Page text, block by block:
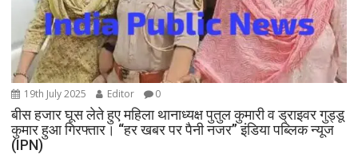
19th July 2025 Editor 0
बीस हजार घूस लेते हुए महिला थानाध्यक्ष पुतुल कुमारी व ड्राइवर गुड्डू
कुमार हुआ गिरफ्तार। “हर खबर पर पैनी नजर” इंडिया पब्लिक न्यूज
(IPN)